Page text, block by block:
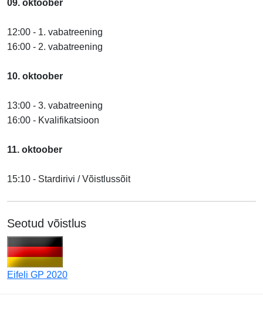
09. oktoober
12:00 - 1. vabatreening
16:00 - 2. vabatreening
10. oktoober
13:00 - 3. vabatreening
16:00 - Kvalifikatsioon
11. oktoober
15:10 - Stardirivi / Võistlussõit
Seotud võistlus
Eifeli GP 2020